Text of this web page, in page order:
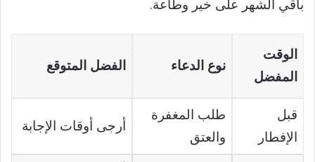
باقي الشهر على خير وطاعة.
الوقت
المفضل
نوع الدعاء الفضل المتوقع
قبل
الإفطار
طلب المغفرة
والعتق
أرجى أوقات الإجابة